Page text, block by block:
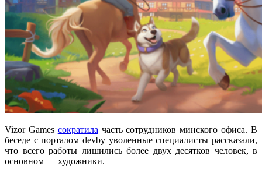
Vizor Games сократила часть сотрудников минского офиса. В
беседе с порталом devby уволенные специалисты рассказали,
что всего работы лишились более двух десятков человек, в
основном — художники.